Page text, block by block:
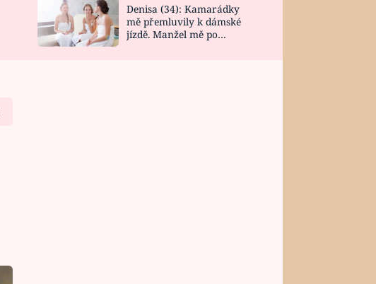
DESIGN
Denisa (34): Kamarádky
mě přemluvily k dámské
jízdě. Manžel mě po